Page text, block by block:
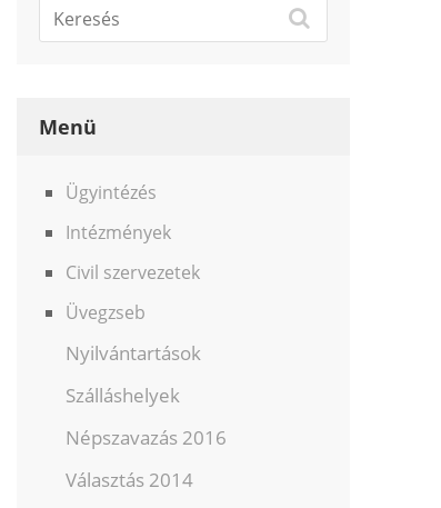
Menü
Ügyintézés
Intézmények
Civil szervezetek
Üvegzseb
Nyilvántartások
Szálláshelyek
Népszavazás 2016
Választás 2014